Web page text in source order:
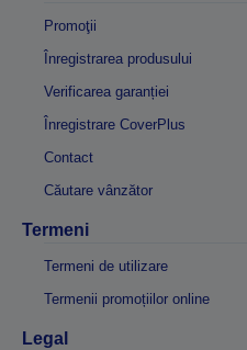
Promoţii
Înregistrarea produsului
Verificarea garanției
Înregistrare CoverPlus
Contact
Căutare vânzător
Termeni
Termeni de utilizare
Termenii promoțiilor online
Legal